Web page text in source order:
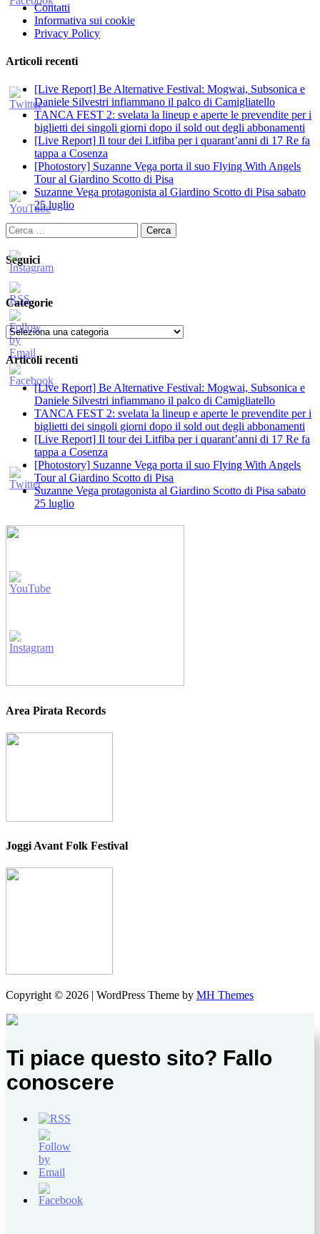
Contatti
Informativa sui cookie
Privacy Policy
Articoli recenti
[Live Report] Be Alternative Festival: Mogwai, Subsonica e
Daniele Silvestri infiammano il palco di Camigliatello
TANCA FEST 2: svelata la lineup e aperte le prevendite per i
biglietti dei singoli giorni dopo il sold out degli abbonamenti
[Live Report] Il tour dei Litfiba per i quarant’anni di 17 Re fa
tappa a Cosenza
[Photostory] Suzanne Vega porta il suo Flying With Angels
Tour al Giardino Scotto di Pisa
Suzanne Vega protagonista al Giardino Scotto di Pisa sabato
25 luglio
Ricerca
per:
Seguici
Categorie
Categorie
Articoli recenti
[Live Report] Be Alternative Festival: Mogwai, Subsonica e
Daniele Silvestri infiammano il palco di Camigliatello
TANCA FEST 2: svelata la lineup e aperte le prevendite per i
biglietti dei singoli giorni dopo il sold out degli abbonamenti
[Live Report] Il tour dei Litfiba per i quarant’anni di 17 Re fa
tappa a Cosenza
[Photostory] Suzanne Vega porta il suo Flying With Angels
Tour al Giardino Scotto di Pisa
Suzanne Vega protagonista al Giardino Scotto di Pisa sabato
25 luglio
Area Pirata Records
Joggi Avant Folk Festival
Copyright © 2026 | WordPress Theme by MH Themes
Ti piace questo sito? Fallo
conoscere